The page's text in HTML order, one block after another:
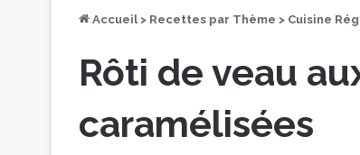
Accueil > Recettes par Thème > Cuisine
Rôti de veau
caramélisées